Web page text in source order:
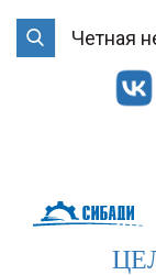
Четная